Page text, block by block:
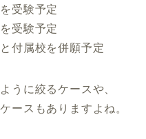
受験予定
受験予定
付属校を併願予定
に絞るケースや、
ースもありますよね。